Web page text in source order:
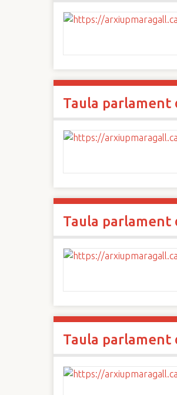
Taula parlament
Taula parlament
Taula parlament